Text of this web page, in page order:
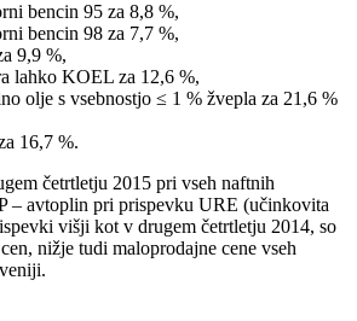
bencin 95 za 8,8 %,
bencin 98 za 7,7 %,
9,9 %,
lahko KOEL za 12,6 %,
olje s vsebnostjo ≤ 1 % žvepla za 21,6 %
16,7 %.
četrtletju 2015 pri vseh naftnih
– avtoplin pri prispevku URE (učinkovita
višji kot v drugem četrtletju 2014, so
nižje tudi maloprodajne cene vseh